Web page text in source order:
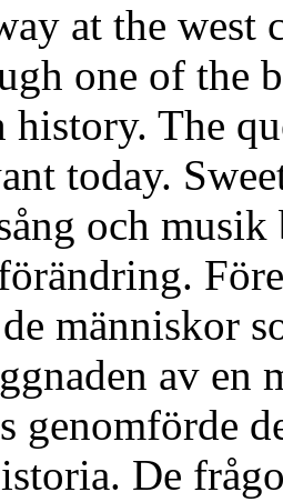
at the west
one of the
history. The
today.
och
människor
av en
genomförde
De